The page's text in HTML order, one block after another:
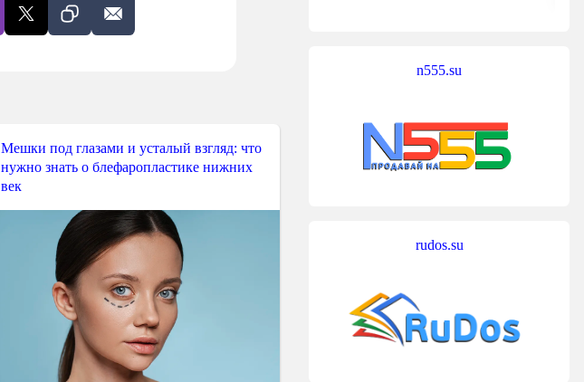
Мешки под глазами и усталый взгляд: что
нужно знать о блефаропластике нижних
век
n555.su
rudos.su